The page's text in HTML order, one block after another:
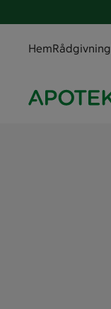
HemRådgivning